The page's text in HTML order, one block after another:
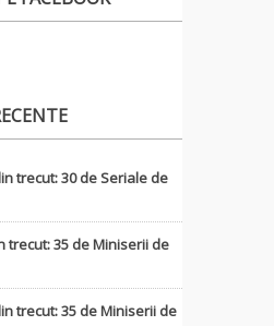
trecut: 30 de Seriale de
trecut: 35 de Miniserii de
trecut: 35 de Miniserii de